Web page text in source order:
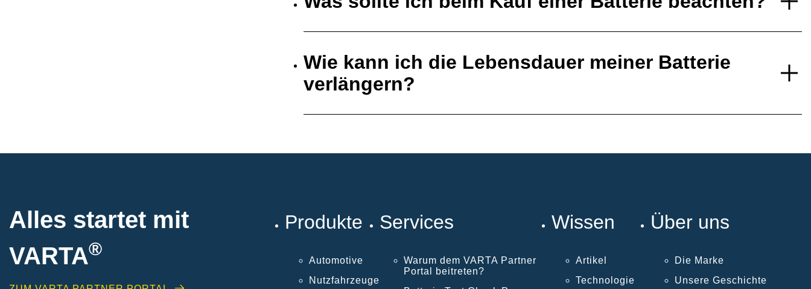
Wie kann ich die Lebensdauer meiner Batterie
verlängern?
Alles startet mit
VARTA®
Produkte
Automotive
Nutzfahrzeuge
Services
Warum dem VARTA Partner
Portal beitreten?
Wissen
Artikel
Technologie
Über uns
Die Marke
Unsere Geschichte